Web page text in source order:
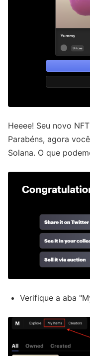
Heeee! Seu novo
Parabéns, agora
Solana. O que
Verifique a aba